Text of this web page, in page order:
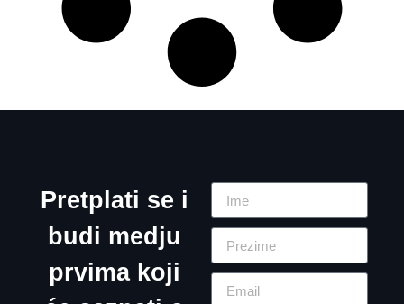
Pretplati se i
budi medju
prvima koji